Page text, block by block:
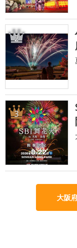
2
3
大阪